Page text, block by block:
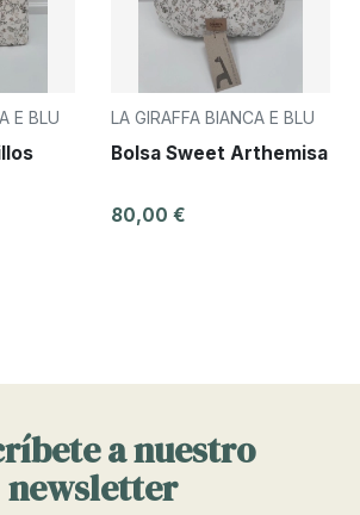
E BLU LA GIRAFFA BIANCA E BLU
Bolsa Sweet Arthemisa
80,00 €
a nuestro
newsletter